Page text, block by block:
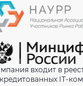
входит в
IT-